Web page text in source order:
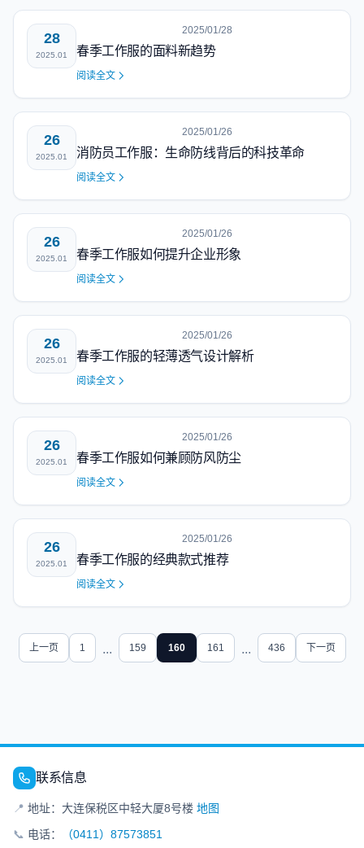
28
2025.01
2025/01/28
春季工作服的面料新趋势
阅读全文
26
2025.01
2025/01/26
消防员工作服：生命防线背后的科技革命
阅读全文
26
2025.01
2025/01/26
春季工作服如何提升企业形象
阅读全文
26
2025.01
2025/01/26
春季工作服的轻薄透气设计解析
阅读全文
26
2025.01
2025/01/26
春季工作服如何兼顾防风防尘
阅读全文
26
2025.01
2025/01/26
春季工作服的经典款式推荐
阅读全文
上一页 1 ... 159 160 161 ... 436 下一页
联系信息
📍 地址：大连保税区中轻大厦8号楼 地图
📞 电话：
（0411）87573851